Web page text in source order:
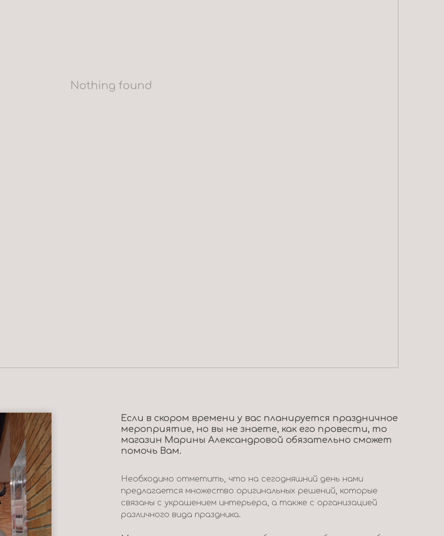
Nothing found
Если в скором времени у вас планируется праздничное
мероприятие, но вы не знаете, как его провести, то
магазин Марины Александровой обязательно сможет
помочь Вам.
Необходимо отметить, что на сегодняшний день нами
предлагается множество оригинальных решений, которые
связаны с украшением интерьера, а также с организацией
различного вида праздника.